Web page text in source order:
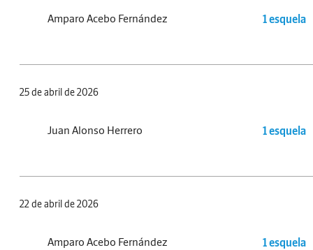
Amparo Acebo Fernández 1 esquela
25 de abril de 2026
Juan Alonso Herrero 1 esquela
22 de abril de 2026
Amparo Acebo Fernández 1 esquela